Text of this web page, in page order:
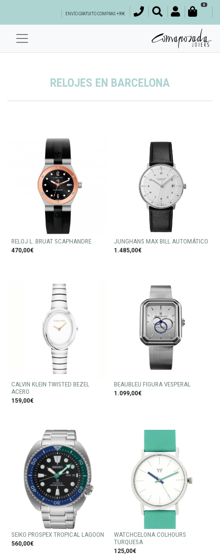
ENVÍO GRATUITO COMPRAS +99€
0
RELOJES EN BARCELONA
RELOJ L. BRUAT SCAPHANDRE
470,00€
JUNGHANS MAX BILL AUTOMÁTICO
1.485,00€
CALVIN KLEIN TWISTED BEZEL
ACERO
159,00€
BEAUBLEU FIGURA VESPERAL
1.099,00€
SEIKO PROSPEX TROPICAL LAGOON
560,00€
WATCHCELONA COLHOURS
TURQUESA
125,00€